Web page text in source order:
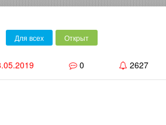
Для всех Открыт
0 2627